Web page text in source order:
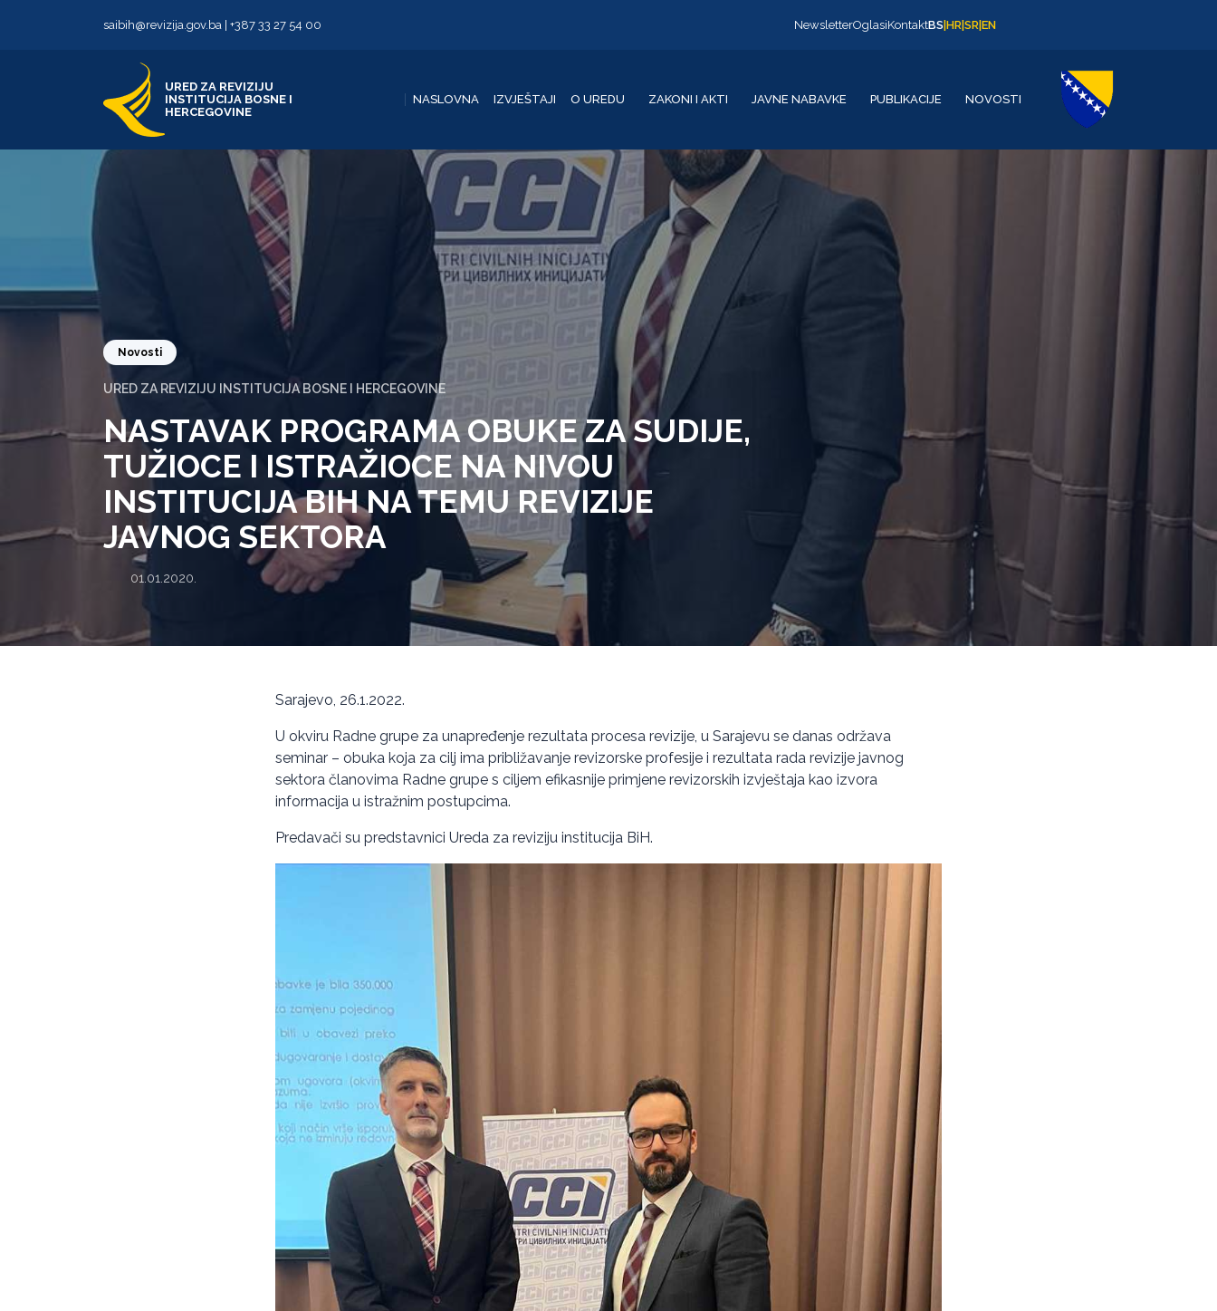
saibih@revizija.gov.ba +387 33 27 54 00 NewsletterOglasiKontaktBS HR SR EN
URED ZA REVIZIJU
INSTITUCIJA BOSNE I
HERCEGOVINE
NASLOVNA IZVJEŠTAJI O UREDU ZAKONI I AKTI JAVNE NABAVKE PUBLIKACIJE NOVOSTI
Novosti
URED ZA REVIZIJU INSTITUCIJA BOSNE I HERCEGOVINE
NASTAVAK PROGRAMA OBUKE ZA SUDIJE,
TUŽIOCE I ISTRAŽIOCE NA NIVOU
INSTITUCIJA BIH NA TEMU REVIZIJE
JAVNOG SEKTORA
01.01.2020.
Sarajevo, 26.1.2022.
U okviru Radne grupe za unapređenje rezultata procesa revizije, u Sarajevu se danas održava
seminar – obuka koja za cilj ima približavanje revizorske profesije i rezultata rada revizije javnog
sektora članovima Radne grupe s ciljem efikasnije primjene revizorskih izvještaja kao izvora
informacija u istražnim postupcima.
Predavači su predstavnici Ureda za reviziju institucija BiH.